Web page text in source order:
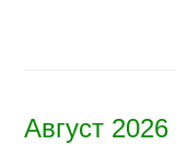
Август 2026